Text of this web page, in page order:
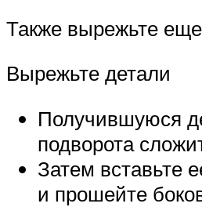
Также вырежьте
Вырежьте детали
Получившуюся
подворота
Затем вставьте
и прошейте